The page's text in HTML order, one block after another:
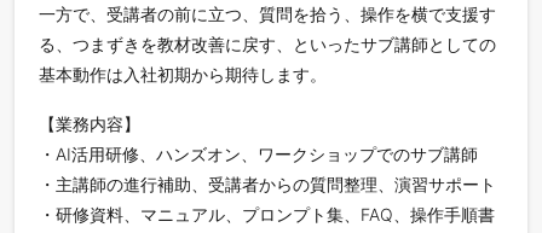
一方で、受講者の前に立つ、質問を拾う、操作を横で支援す
る、つまずきを教材改善に戻す、といったサブ講師としての
基本動作は入社初期から期待します。
【業務内容】
・AI活用研修、ハンズオン、ワークショップでのサブ講師
・主講師の進行補助、受講者からの質問整理、演習サポート
・研修資料、マニュアル、プロンプト集、FAQ、操作手順書